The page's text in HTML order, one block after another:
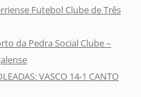
Futebol Clube de Três
da Pedra Social Clube –
VASCO 14-1 CANTO